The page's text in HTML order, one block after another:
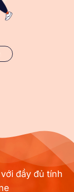
đầy đủ tính